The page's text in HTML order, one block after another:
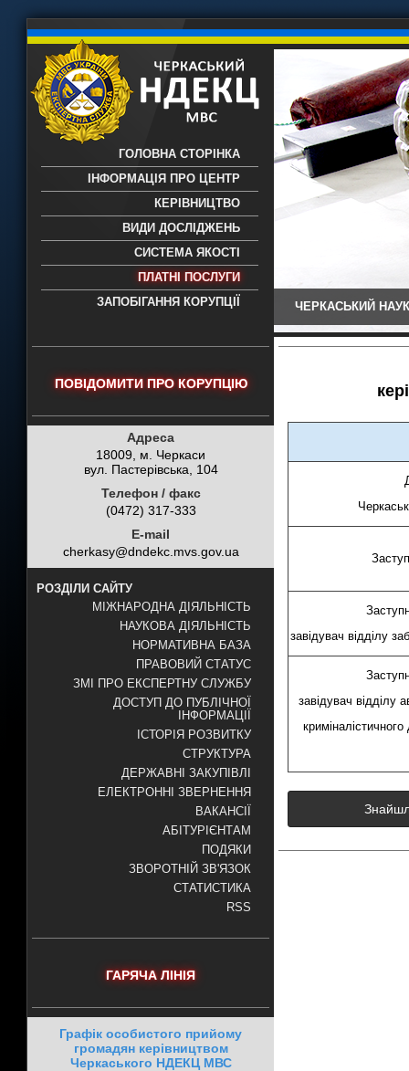
науково-дослідний експертно-
- проведення всих видів судових
експертиз
ГОЛОВНА СТОРІНКА
ІНФОРМАЦІЯ ПРО ЦЕНТР
КЕРІВНИЦТВО
ВИДИ ДОСЛІДЖЕНЬ
СИСТЕМА ЯКОСТІ
ПЛАТНІ ПОСЛУГИ
ЗАПОБІГАННЯ КОРУПЦІЇ
ЧЕРКАСЬКИЙ
ПОВІДОМИТИ ПРО КОРУПЦІЮ
Адреса
18009, м. Черкаси
вул. Пастерівська, 104
Телефон / факс
(0472) 317-333
E-mail
cherkasy@dndekc.mvs.gov.ua
РОЗДІЛИ САЙТУ
МІЖНАРОДНА ДІЯЛЬНІСТЬ
НАУКОВА ДІЯЛЬНІСТЬ
НОРМАТИВНА БАЗА
ПРАВОВИЙ СТАТУС
ЗМІ ПРО ЕКСПЕРТНУ СЛУЖБУ
ДОСТУП ДО ПУБЛІЧНОЇ
ІНФОРМАЦІЇ
ІСТОРІЯ РОЗВИТКУ
СТРУКТУРА
ДЕРЖАВНІ ЗАКУПІВЛІ
ЕЛЕКТРОННІ ЗВЕРНЕННЯ
ВАКАНСІЇ
АБІТУРІЄНТАМ
ПОДЯКИ
ЗВОРОТНІЙ ЗВ'ЯЗОК
СТАТИСТИКА
RSS
ГАРЯЧА ЛІНІЯ
Графік особистого прийому
громадян керівництвом
Черкаського НДЕКЦ МВС
завідувач відділу
завідувач відділу